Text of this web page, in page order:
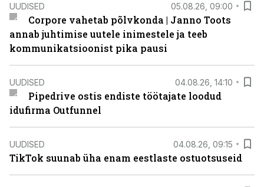
UUDISED 05.08.26, 09:00
Corpore vahetab põlvkonda | Janno Toots
annab juhtimise uutele inimestele ja teeb
kommunikatsioonist pika pausi
UUDISED 04.08.26, 14:10
Pipedrive ostis endiste töötajate loodud
idufirma Outfunnel
UUDISED 04.08.26, 09:15
TikTok suunab üha enam eestlaste ostuotsuseid